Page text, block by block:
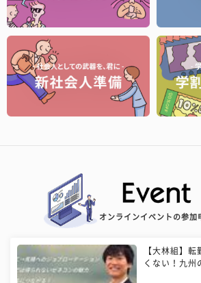
オンラインイベントの参加
【大林組】
くない！九州